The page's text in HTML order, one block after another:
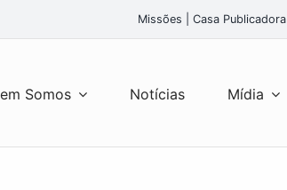
Missões |Casa Publicadora
Somos Notícias Mídia